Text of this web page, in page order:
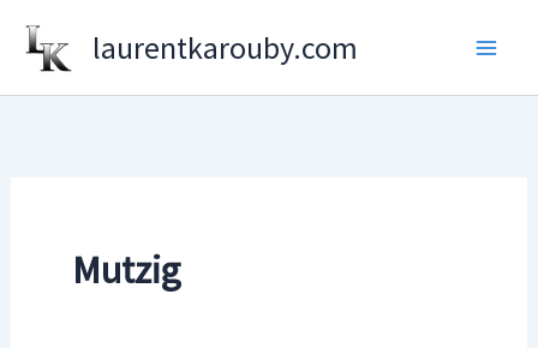
laurentkarouby.com
Mutzig